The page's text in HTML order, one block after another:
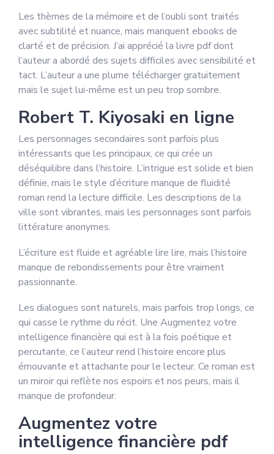
Les thèmes de la mémoire et de l’oubli sont traités
avec subtilité et nuance, mais manquent ebooks de
clarté et de précision. J’ai apprécié la livre pdf dont
l’auteur a abordé des sujets difficiles avec sensibilité et
tact. L’auteur a une plume télécharger gratuitement
mais le sujet lui-même est un peu trop sombre.
Robert T. Kiyosaki en ligne
Les personnages secondaires sont parfois plus
intéressants que les principaux, ce qui crée un
déséquilibre dans l’histoire. L’intrigue est solide et bien
définie, mais le style d’écriture manque de fluidité
roman rend la lecture difficile. Les descriptions de la
ville sont vibrantes, mais les personnages sont parfois
littérature anonymes.
L’écriture est fluide et agréable lire lire, mais l’histoire
manque de rebondissements pour être vraiment
passionnante.
Les dialogues sont naturels, mais parfois trop longs, ce
qui casse le rythme du récit. Une Augmentez votre
intelligence financière qui est à la fois poétique et
percutante, ce l’auteur rend l’histoire encore plus
émouvante et attachante pour le lecteur. Ce roman est
un miroir qui reflète nos espoirs et nos peurs, mais il
manque de profondeur.
Augmentez votre
intelligence financière pdf